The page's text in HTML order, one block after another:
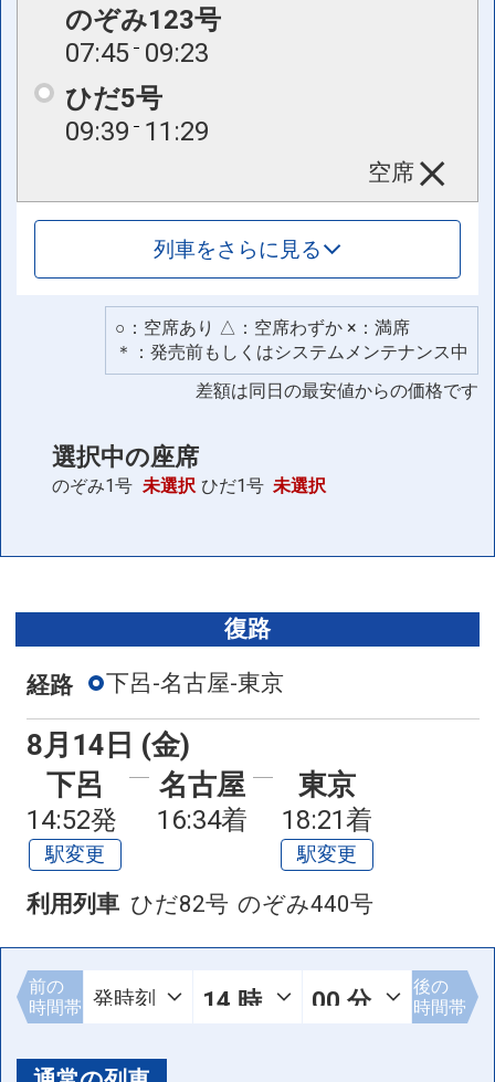
のぞみ123号
07:45 09:23
ひだ5号
09:39 11:29
空席
列車をさらに見る
○：空席あり △：空席わずか ×：満席
＊：発売前もしくはシステムメンテナンス中
差額は同日の最安値からの価格です
選択中の座席
のぞみ1号 未選択 ひだ1号 未選択
復路
経路 下呂-名古屋-東京
8月14日 (金)
下呂
14:52発
駅変更
名古屋
16:34着
東京
18:21着
駅変更
利用列車 ひだ82号 のぞみ440号
前の
時間帯
後の
時間帯